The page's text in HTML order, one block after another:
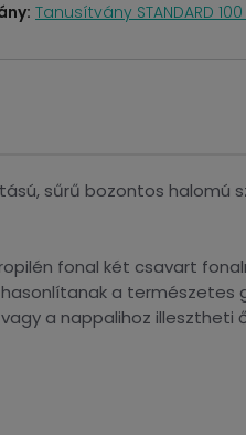
Tanusítvány STANDARD 100
sűrű bozontos halomú
fonal két csavart
a természetes
a nappalihoz illesztheti